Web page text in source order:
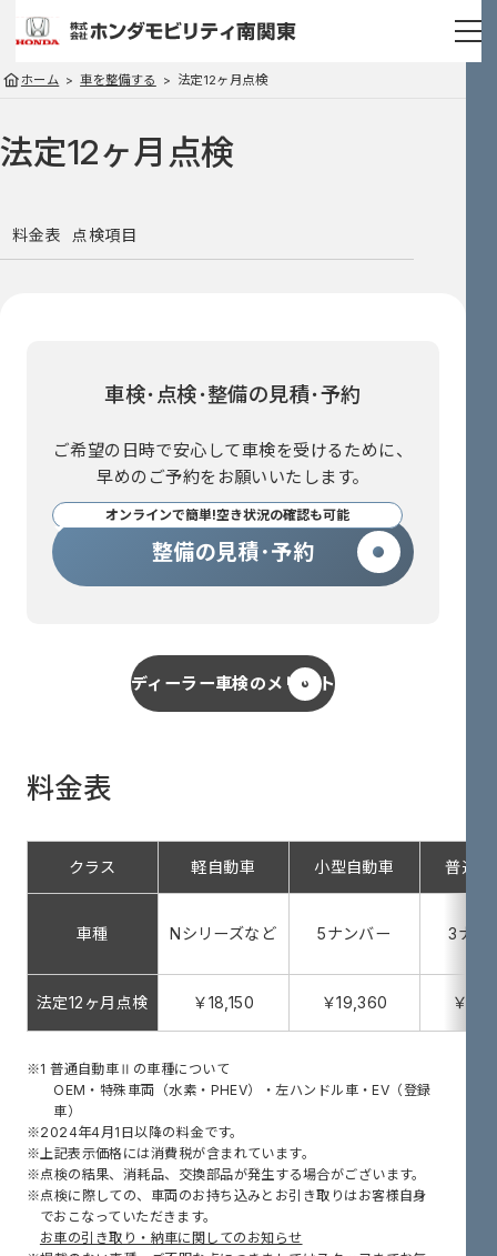
ホーム 車を整備する 法定12ヶ月点検
法定12ヶ月点検
料金表 点検項目
車検･点検･整備の見積･予約
ご希望の日時で安心して車検を受けるために、
早めのご予約をお願いいたします。
オンラインで簡単!空き状況の確認も可能
整備の見積･予約
ディーラー車検のメリット
料金表
クラス 軽自動車 小型自動車 普通自
車種 Nシリーズなど 5ナンバー 3ナン
法定12ヶ月点検 ￥18,150 ￥19,360 ￥
1 普通自動車Ⅱの車種について
OEM・特殊車両（水素・PHEV）・左ハンドル車・EV（登録
車）
2024年4月1日以降の料金です。
上記表示価格には消費税が含まれています。
点検の結果、消耗品、交換部品が発生する場合がございます。
点検に際しての、車両のお持ち込みとお引き取りはお客様自身
でおこなっていただきます。
お車の引き取り・納車に関してのお知らせ